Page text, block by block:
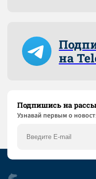
на
Подпишись на
Узнaвай первым о